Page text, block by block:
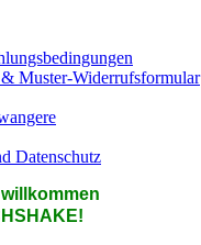
Muster-Widerrufsformular
Datenschutz
willkommen